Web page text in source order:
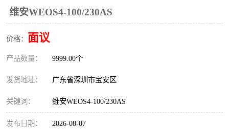
维安WEOS4-100/230AS
价格： 面议
产品数量： 9999.00个
发货地址： 广东省深圳市宝安区
关键词： 维安WEOS4-100/230AS
发布日期： 2026-08-07
FT61F021